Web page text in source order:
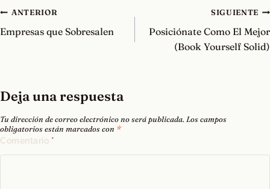
Navegación
de
ANTERIOR
Empresas que Sobresalen
SIGUIENTE
Posiciónate Como El Mejor
(Book Yourself Solid)
Deja una respuesta
Tu dirección de correo electrónico no será publicada. Los campos
obligatorios están marcados con *
Comentario *